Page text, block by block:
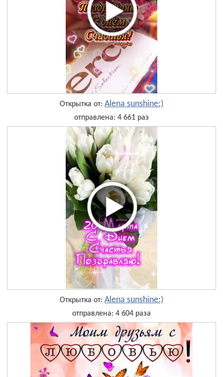
Открытка от: Alena sunshine:)
отправлена: 4 661 раз
Открытка от: Alena sunshine:)
отправлена: 4 604 раза